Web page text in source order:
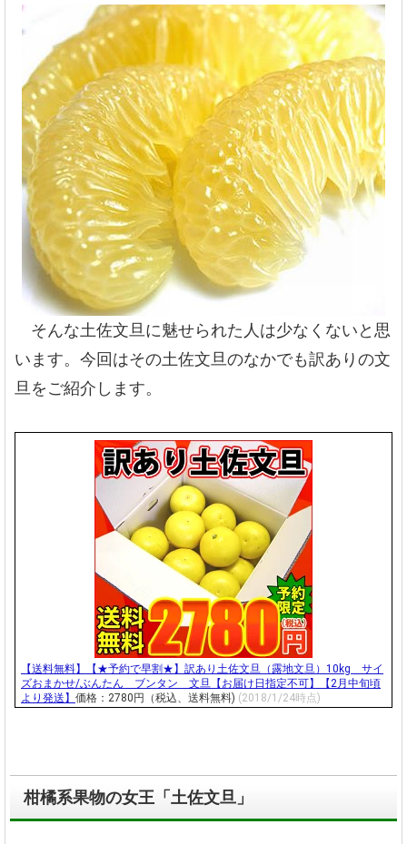
そんな土佐文旦に魅せられた人は少なくないと思
います。今回はその土佐文旦のなかでも訳ありの文
旦をご紹介します。
【送料無料】【★予約で早割★】訳あり土佐文旦（露地文旦）10kg サイ
ズおまかせ/ぶんたん ブンタン 文旦【お届け日指定不可】【2月中旬頃
より発送】 価格：2780円（税込、送料無料) (2018/1/24時点)
柑橘系果物の女王「土佐文旦」